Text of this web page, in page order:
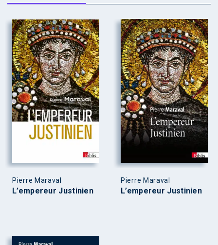
Pierre Maraval
L’empereur Justinien
Pierre Maraval
L’empereur Justinien